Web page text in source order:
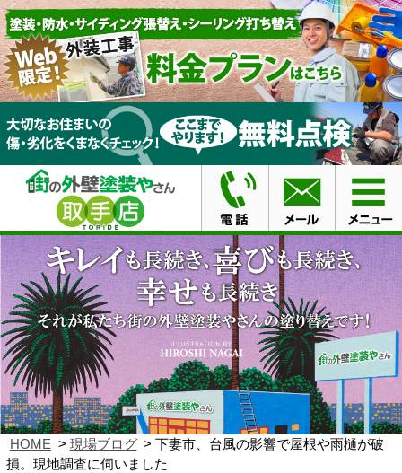
HOME 現場ブログ
下妻市、台風の影響で屋根や雨樋が破
損。現地調査に伺いました